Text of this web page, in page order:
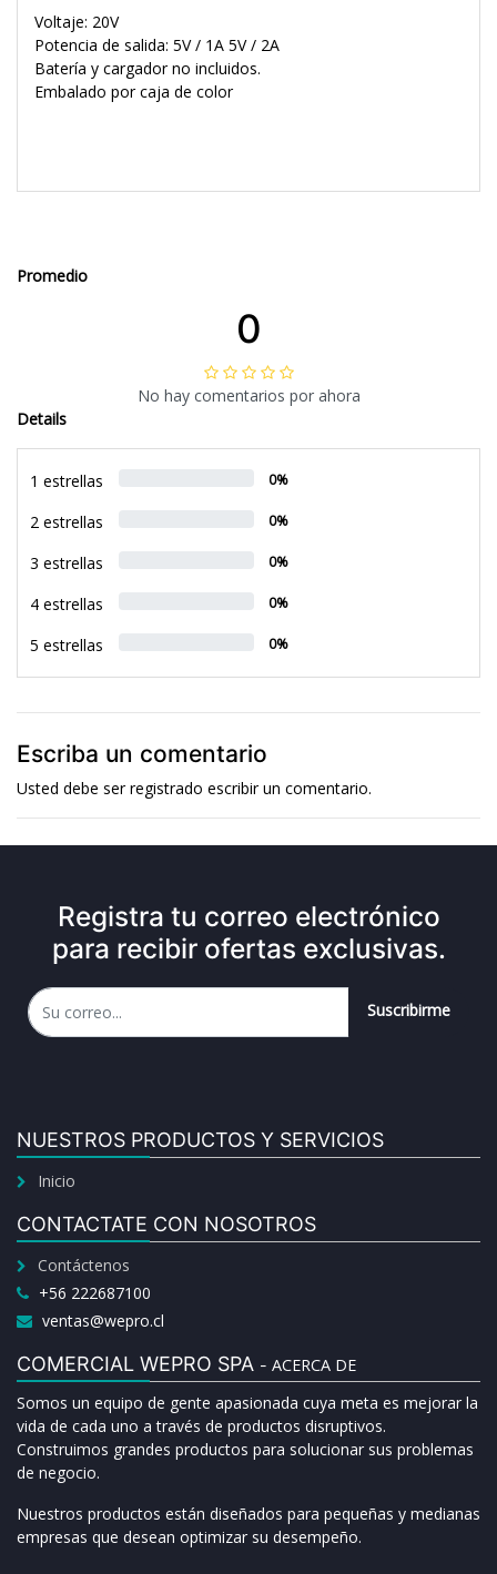
Voltaje: 20V
Potencia de salida: 5V / 1A 5V / 2A
Batería y cargador no incluidos.
Embalado por caja de color
Promedio
0
No hay comentarios por ahora
Details
1 estrellas 0%
2 estrellas 0%
3 estrellas 0%
4 estrellas 0%
5 estrellas 0%
Escriba un comentario
Usted debe serregistrado escribir un comentario.
Registra tu correo electrónico
para recibir ofertas exclusivas.
Suscribirme
NUESTROS PRODUCTOS Y SERVICIOS
Inicio
CONTACTATE CON NOSOTROS
Contáctenos
+56 222687100
ventas@wepro.cl
COMERCIAL WEPRO SPA - ACERCA DE
Somos un equipo de gente apasionada cuya meta es mejorar la
vida de cada uno a través de productos disruptivos.
Construimos grandes productos para solucionar sus problemas
de negocio.
Nuestros productos están diseñados para pequeñas y medianas
empresas que desean optimizar su desempeño.